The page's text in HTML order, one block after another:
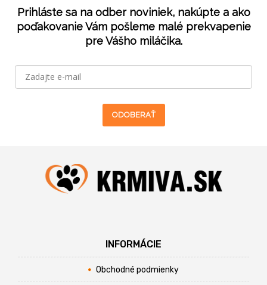
Prihláste sa na odber noviniek, nakúpte a ako
poďakovanie Vám pošleme malé prekvapenie
pre Vášho miláčika.
ODOBERAŤ
INFORMÁCIE
Obchodné podmienky